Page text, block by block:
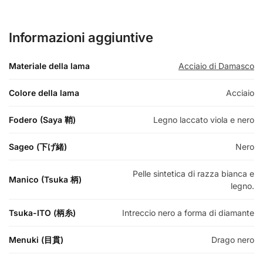
Informazioni aggiuntive
Materiale della lama Acciaio di Damasco
Colore della lama Acciaio
Fodero (Saya 鞘) Legno laccato viola e nero
Sageo (下げ緒) Nero
Manico (Tsuka 柄)
Pelle sintetica di razza bianca e
legno.
Tsuka-ITO (柄糸) Intreccio nero a forma di diamante
Menuki (目貫) Drago nero